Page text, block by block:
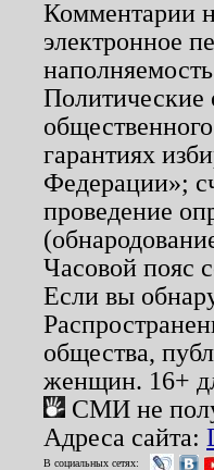
Комментарии
электронное
Политические
гарантиях
Федерации»;
проведение
Часовой пояс
Если вы
общества,
женщин. 16+
СМИ не
Адреса сайта:
В социальных сетях: